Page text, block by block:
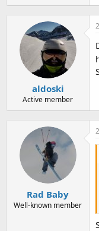
aldoski
Active member
Rad Baby
Well-known member